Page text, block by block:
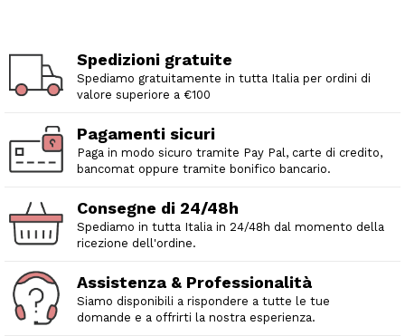
Spedizioni gratuite
Spediamo gratuitamente in tutta Italia per ordini di
valore superiore a €100
Pagamenti sicuri
Paga in modo sicuro tramite Pay Pal, carte di credito,
bancomat oppure tramite bonifico bancario.
Consegne di 24/48h
Spediamo in tutta Italia in 24/48h dal momento della
ricezione dell'ordine.
Assistenza & Professionalità
Siamo disponibili a rispondere a tutte le tue
domande e a offrirti la nostra esperienza.